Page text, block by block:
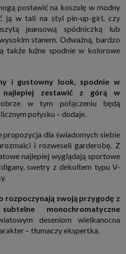
dostarczą Ci nasi Zaufani
trzecich. Aby móc pokazać interesujące
możesz potrzebować) reklamodawcy i
mieć możliwość przetwarzania Twoich
przez Ciebie stronami
zgody jest dobrowolne, nie musisz jej
do naszych usług. Masz również
lub zmiany zgody w dowolnym
udzielenia zgody do momentu jej
działań z Twojej strony ograniczających
danych do wykonania umowy, przez
okres przedawnienia roszczeń z niej
maksymalnie 10 lat), a w przypadku, gdy
jest uzasadniony interes administratora,
Twoje dane podwykonawcom IT,
etc. Zrobią to jedynie na
zabezpieczenia danych i niekorzystania z
znaczników internetowych takich jak pliki
do zbierania i przetwarzania danych
treści i reklam oraz analizowania
i w Internecie. W ten sposób technologię tę
z Grupy SAGIER oraz nasi Zaufani
reklamy do Twoich preferencji.
twój komputer, tablet, smartphone itp.),
postawić na koszulę w modny
ją w tali na styl pin-up-girl, czy
jeansową spódniczką lub
stanem. Odważną, bardzo
także luźne spodnie w kolorowe
i gustowny look, spodnie w
najlepiej zestawić z górą w
w tym połączeniu będą
połysku – dodaje.
dla świadomych siebie
i rozweseli garderobę. Z
najlepiej wyglądają sportowe
swetry z dekoltem typu V-
rozpoczynają swoją przygodę z
monochromatyczne
deseniom wielkanocna
– tłumaczy ekspertka.